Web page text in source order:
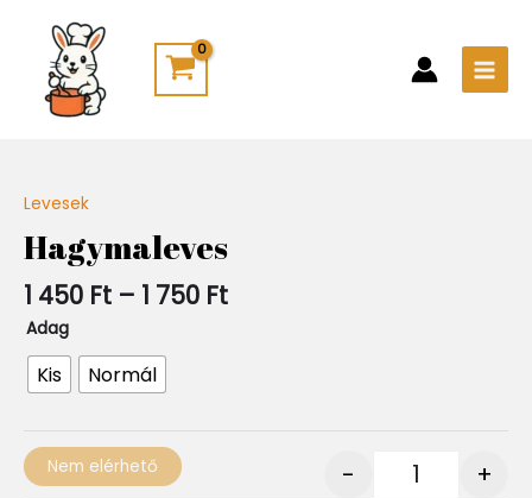
content
Levesek
Hagymaleves
1 450 Ft – 1 750 Ft
450 Ft
-
1
Adag
Kis Normál
- +
Nem elérhető